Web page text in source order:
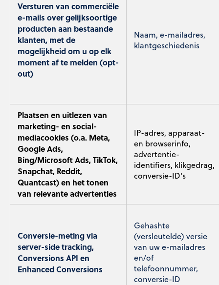
Versturen van commerciële
e-mails over gelijksoortige
producten aan bestaande
klanten, met de
mogelijkheid om u op elk
moment af te melden (opt-
out)
Naam, e-mailadres,
klantgeschiedenis
Plaatsen en uitlezen van
marketing- en social-
mediacookies (o.a. Meta,
Google Ads,
Bing/Microsoft Ads, TikTok,
Snapchat, Reddit,
Quantcast) en het tonen
van relevante advertenties
IP-adres, apparaat-
en browserinfo,
advertentie-
identifiers, klikgedrag,
conversie-ID's
Conversie-meting via
server-side tracking,
Conversions API en
Enhanced Conversions
Gehashte
(versleutelde) versie
van uw e-mailadres
en/of
telefoonnummer,
conversie-ID